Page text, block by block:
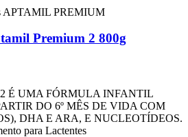
APTAMIL PREMIUM
Premium 2 800g
É UMA FÓRMULA INFANTIL
DO 6º MÊS DE VIDA COM
DHA E ARA, E NUCLEOTÍDEOS.
para Lactentes